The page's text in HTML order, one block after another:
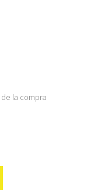
la compra